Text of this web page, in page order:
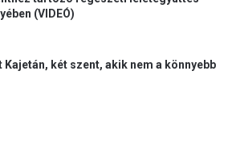
(VIDEÓ)
Kajetán, két szent, akik nem a könnyebb